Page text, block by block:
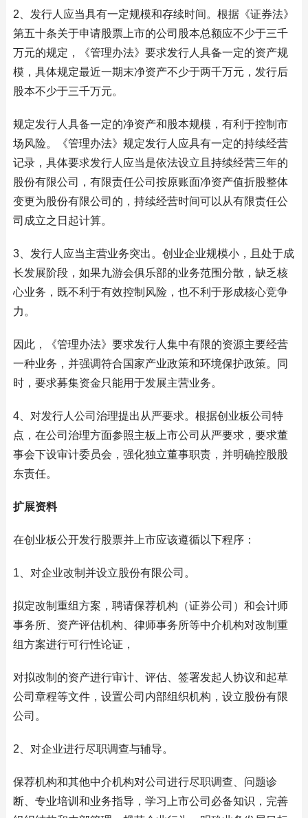
2、发行人应当具有一定规模和存续时间。根据《证券法》
第五十条关于申请股票上市的公司股本总额应不少于三千
万元的规定，《管理办法》要求发行人具备一定的资产规
模，具体规定最近一期末净资产不少于两千万元，发行后
股本不少于三千万元。
规定发行人具备一定的净资产和股本规模，有利于控制市
场风险。《管理办法》规定发行人应具有一定的持续经营
记录，具体要求发行人应当是依法设立且持续经营三年的
股份有限公司，有限责任公司按原账面净资产值折股整体
变更为股份有限公司的，持续经营时间可以从有限责任公
司成立之日起计算。
3、发行人应当主营业务突出。创业企业规模小，且处于成
长发展阶段，如果九游会俱乐部的业务范围分散，缺乏核
心业务，既不利于有效控制风险，也不利于形成核心竞争
力。
因此，《管理办法》要求发行人集中有限的资源主要经营
一种业务，并强调符合国家产业政策和环境保护政策。同
时，要求募集资金只能用于发展主营业务。
4、对发行人公司治理提出从严要求。根据创业板公司特
点，在公司治理方面参照主板上市公司从严要求，要求董
事会下设审计委员会，强化独立董事职责，并明确控股股
东责任。
扩展资料
在创业板公开发行股票并上市应该遵循以下程序：
1、对企业改制并设立股份有限公司。
拟定改制重组方案，聘请保荐机构（证券公司）和会计师
事务所、资产评估机构、律师事务所等中介机构对改制重
组方案进行可行性论证，
对拟改制的资产进行审计、评估、签署发起人协议和起草
公司章程等文件，设置公司内部组织机构，设立股份有限
公司。
2、对企业进行尽职调查与辅导。
保荐机构和其他中介机构对公司进行尽职调查、问题诊
断、专业培训和业务指导，学习上市公司必备知识，完善